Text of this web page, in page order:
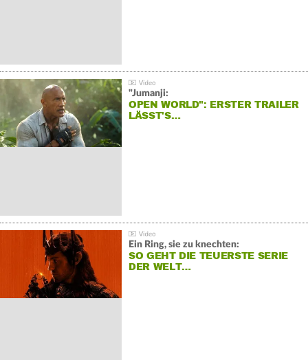
"Jumanji:
OPEN WORLD": ERSTER TRAILER
LÄSST'S…
Ein Ring, sie zu knechten:
SO GEHT DIE TEUERSTE SERIE
DER WELT…